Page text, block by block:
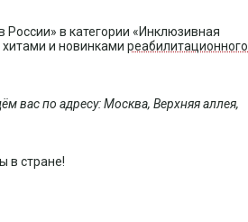
в категории «Инклюзивная
и новинками реабилитационного
вас по адресу: Москва, Верхняя аллея,
в стране!